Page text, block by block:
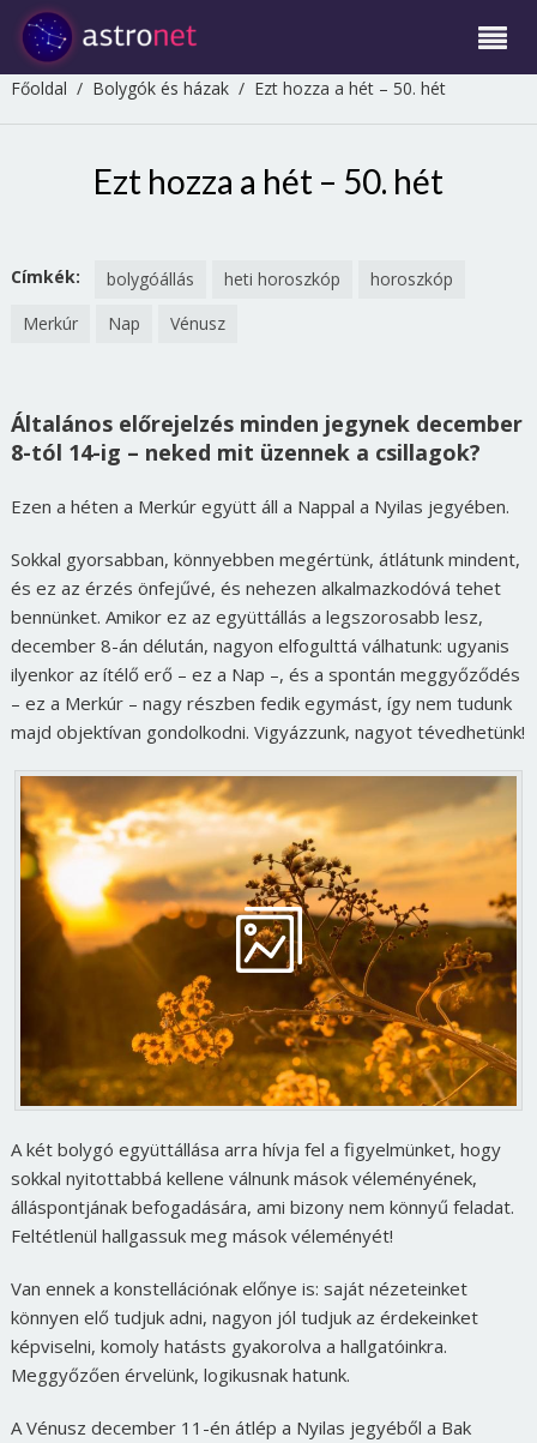
Főoldal / Bolygók és házak/ Ezt hozza a hét – 50. hét
Ezt hozza a hét – 50. hét
Címkék: bolygóállás heti horoszkóp
horoszkóp
Merkúr
Nap Vénusz
Általános előrejelzés minden jegynek december
8-tól 14-ig – neked mit üzennek a csillagok?
Ezen a héten a Merkúr együtt áll a Nappal a Nyilas jegyében.
Sokkal gyorsabban, könnyebben megértünk, átlátunk mindent,
és ez az érzés önfejűvé, és nehezen alkalmazkodóvá tehet
bennünket. Amikor ez az együttállás a legszorosabb lesz,
december 8-án délután, nagyon elfogulttá válhatunk: ugyanis
ilyenkor az ítélő erő – ez a Nap –, és a spontán meggyőződés
– ez a Merkúr – nagy részben fedik egymást, így nem tudunk
majd objektívan gondolkodni. Vigyázzunk, nagyot tévedhetünk!
A két bolygó együttállása arra hívja fel a figyelmünket, hogy
sokkal nyitottabbá kellene válnunk mások véleményének,
álláspontjának befogadására, ami bizony nem könnyű feladat.
Feltétlenül hallgassuk meg mások véleményét!
Van ennek a konstellációnak előnye is: saját nézeteinket
könnyen elő tudjuk adni, nagyon jól tudjuk az érdekeinket
képviselni, komoly hatásts gyakorolva a hallgatóinkra.
Meggyőzően érvelünk, logikusnak hatunk.
A Vénusz december 11-én átlép a Nyilas jegyéből a Bak